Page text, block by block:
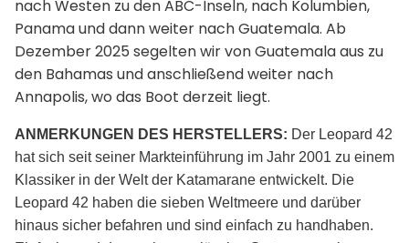
nach Westen zu den ABC-Inseln, nach Kolumbien,
Panama und dann weiter nach Guatemala. Ab
Dezember 2025 segelten wir von Guatemala aus zu
den Bahamas und anschließend weiter nach
Annapolis, wo das Boot derzeit liegt.
ANMERKUNGEN DES HERSTELLERS: Der Leopard 42
hat sich seit seiner Markteinführung im Jahr 2001 zu einem
Klassiker in der Welt der Katamarane entwickelt. Die
Leopard 42 haben die sieben Weltmeere und darüber
hinaus sicher befahren und sind einfach zu handhaben.